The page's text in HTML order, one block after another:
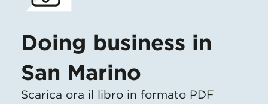
Doing business in
San Marino
Scarica ora il libro in formato PDF